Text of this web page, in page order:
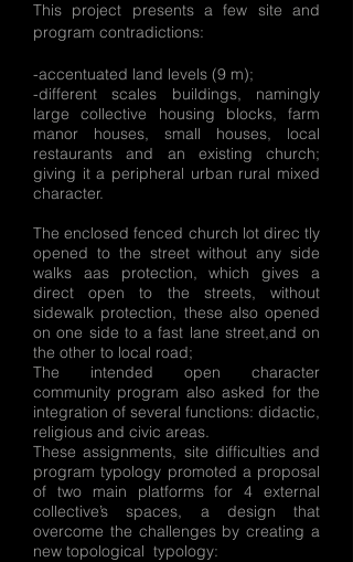
This project presents a few site and
program contradictions:
-accentuated land levels (9 m);
-different scales buildings, namingly
large collective housing blocks, farm
manor houses, small houses, local
restaurants and an existing church;
giving it a peripheral urban rural mixed
character.
The enclosed fenced church lot direc tly
opened to the street without any side
walks aas protection, which gives a
direct open to the streets, without
sidewalk protection, these also opened
on one side to a fast lane street,and on
the other to local road;
The intended open character
community program also asked for the
integration of several functions: didactic,
religious and civic areas.
These assignments, site difficulties and
program typology promoted a proposal
of two main platforms for 4 external
collective’s spaces, a design that
overcome the challenges by creating a
new topological typology: